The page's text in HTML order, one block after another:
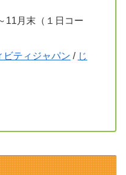
11月末（１日コー
ビティジャパン / じ